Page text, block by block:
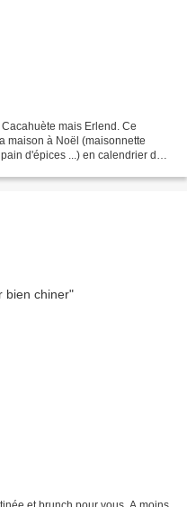
mais Erlend. Ce
maison à Noël (maisonnette
d'épices ...) en calendrier de